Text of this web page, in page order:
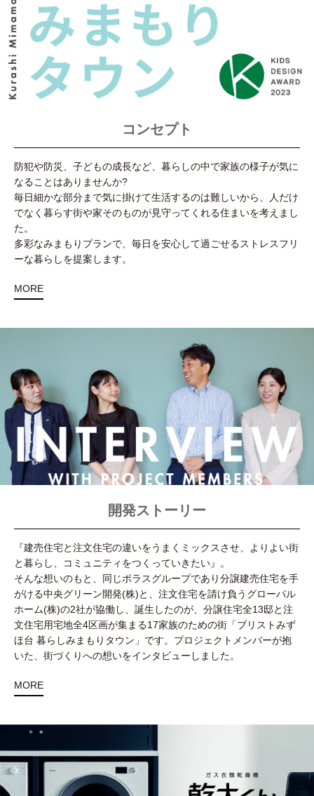
コンセプト
防犯や防災、子どもの成長など、暮らしの中で家族の様子が気に
なることはありませんか?
毎日細かな部分まで気に掛けて生活するのは難しいから、人だけ
でなく暮らす街や家そのものが見守ってくれる住まいを考えまし
た。
多彩なみまもりプランで、毎日を安心して過ごせるストレスフリ
ーな暮らしを提案します。
MORE
開発ストーリー
『建売住宅と注文住宅の違いをうまくミックスさせ、よりよい街
と暮らし、コミュニティをつくっていきたい』。
そんな想いのもと、同じポラスグループであり分譲建売住宅を手
がける中央グリーン開発(株)と、注文住宅を請け負うグローバル
ホーム(株)の2社が協働し、誕生したのが、分譲住宅全13邸と注
文住宅用宅地全4区画が集まる17家族のための街「ブリストみず
ほ台 暮らしみまもりタウン」です。プロジェクトメンバーが抱
いた、街づくりへの想いをインタビューしました。
MORE